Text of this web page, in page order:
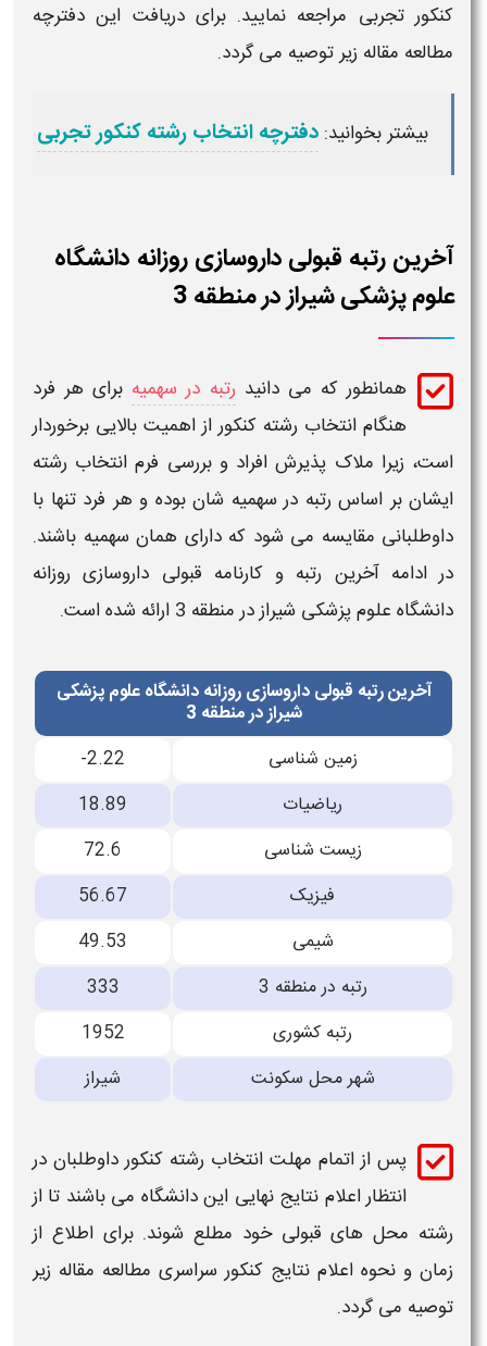
کنکور تجربی مراجعه نمایید. برای دریافت این دفترچه
مطالعه مقاله زیر توصیه می گردد.
بیشتر بخوانید: دفترچه انتخاب رشته کنکور تجربی
آخرین رتبه قبولی داروسازی روزانه دانشگاه
علوم پزشکی شیراز در منطقه 3
همانطور که می دانید رتبه در سهمیه برای هر فرد
هنگام انتخاب رشته کنکور از اهمیت بالایی برخوردار
است، زیرا ملاک پذیرش افراد و بررسی فرم انتخاب رشته
ایشان بر اساس رتبه در سهمیه شان بوده و هر فرد تنها با
داوطلبانی مقایسه می شود که دارای همان سهمیه باشند.
در ادامهآخرین رتبه و کارنامه قبولی داروسازیروزانه
دانشگاه علوم پزشکی شیراز در منطقه 3
ارائه شده است.
آخرین رتبه قبولی داروسازی روزانه دانشگاه علوم پزشکی
شیراز در منطقه 3
زمین شناسی
-2.22
رياضيات
18.89
زیست شناسی
72.6
فیزیک
56.67
شیمی
49.53
رتبه در منطقه 3
333
رتبه کشوری
1952
شهر محل سکونت
شیراز
پس از اتمام مهلت انتخاب رشته کنکور داوطلبان در
انتظار اعلام نتایج نهایی ایندانشگاه می باشند تا از
رشته محل های قبولیخود مطلع شوند. برای اطلاع از
زمان و نحوه اعلام نتایج کنکور سراسری مطالعه مقاله زیر
توصیه می گردد.